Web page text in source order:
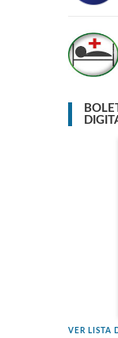
VER LISTA